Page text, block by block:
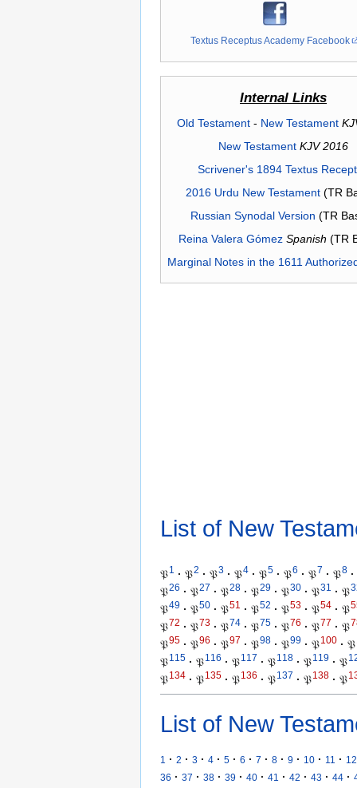
Textus Receptus Academy Facebook
Internal Links
Old Testament- New Testament
New Testament KJV 2016
Scrivener's 1894 Textus
2016 Urdu New Testament(TR
Russian Synodal Version (TR
Reina Valera Gómez Spanish (TR
Marginal Notes in the 1611
List of New
𝔓1 · 𝔓2 · 𝔓3 · 𝔓4 · 𝔓5 · 𝔓6 · 𝔓7 · 𝔓8 ·
𝔓26 · 𝔓27 · 𝔓28 · 𝔓29 · 𝔓30 · 𝔓31 · 𝔓
𝔓49 · 𝔓50 · 𝔓51 · 𝔓52 · 𝔓53 · 𝔓54 · 𝔓
𝔓72 · 𝔓73 · 𝔓74 · 𝔓75 · 𝔓76 · 𝔓77 · 𝔓
𝔓95 · 𝔓96 · 𝔓97 · 𝔓98 · 𝔓99 · 𝔓100 · 𝔓
𝔓115 · 𝔓116 · 𝔓117 · 𝔓118 · 𝔓119 · 𝔓
𝔓134 · 𝔓135 · 𝔓136 · 𝔓137 · 𝔓138 · 𝔓
List of New
1 · 2 · 3 · 4 · 5 · 6 · 7 · 8 · 9 · 10 · 11 · 12
36 · 37 · 38 · 39 · 40 · 41 · 42 · 43 · 44 ·